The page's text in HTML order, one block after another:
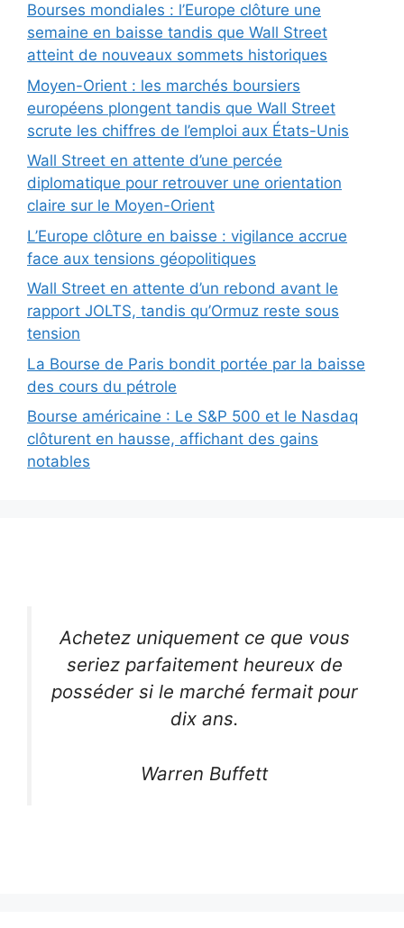
Bourses mondiales : l’Europe clôture une
semaine en baisse tandis que Wall Street
atteint de nouveaux sommets historiques
Moyen-Orient : les marchés boursiers
européens plongent tandis que Wall Street
scrute les chiffres de l’emploi aux États-Unis
Wall Street en attente d’une percée
diplomatique pour retrouver une orientation
claire sur le Moyen-Orient
L’Europe clôture en baisse : vigilance accrue
face aux tensions géopolitiques
Wall Street en attente d’un rebond avant le
rapport JOLTS, tandis qu’Ormuz reste sous
tension
La Bourse de Paris bondit portée par la baisse
des cours du pétrole
Bourse américaine : Le S&P 500 et le Nasdaq
clôturent en hausse, affichant des gains
notables
Achetez uniquement ce que vous
seriez parfaitement heureux de
posséder si le marché fermait pour
dix ans.
Warren Buffett